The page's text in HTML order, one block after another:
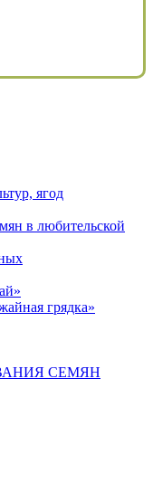
ягод
в любительской
грядка»
СЕМЯН